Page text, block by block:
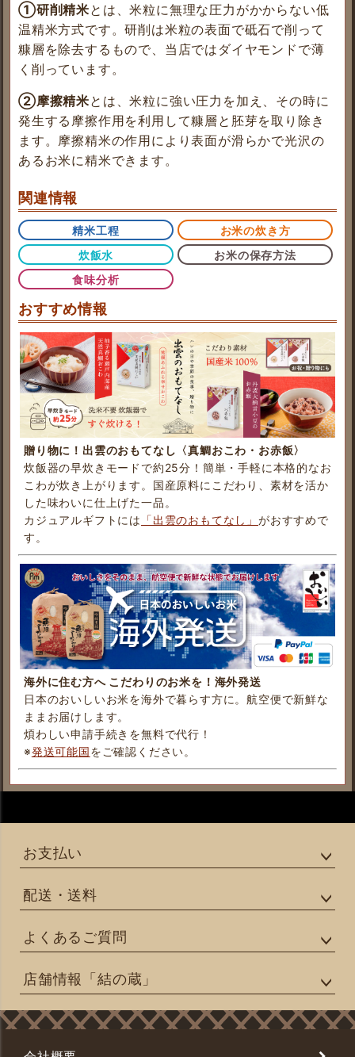
①研削精米とは、米粒に無理な圧力がかからない低
温精米方式です。研削は米粒の表面で砥石で削って
糠層を除去するもので、当店ではダイヤモンドで薄
く削っています。
②摩擦精米とは、米粒に強い圧力を加え、その時に
発生する摩擦作用を利用して糠層と胚芽を取り除き
ます。摩擦精米の作用により表面が滑らかで光沢の
あるお米に精米できます。
関連情報
精米工程
お米の炊き方
炊飯水
お米の保存方法
食味分析
おすすめ情報
贈り物に！出雲のおもてなし〈真鯛おこわ・お赤飯〉
炊飯器の早炊きモードで約25分！簡単・手軽に本格的なお
こわが炊き上がります。国産原料にこだわり、素材を活か
した味わいに仕上げた一品。
カジュアルギフトには 「出雲のおもてなし」がおすすめで
す。
海外に住む方へ こだわりのお米を！海外発送
日本のおいしいお米を海外で暮らす方に。航空便で新鮮な
ままお届けします。
煩わしい申請手続きを無料で代行！
※発送可能国をご確認ください。
お支払い
配送・送料
よくあるご質問
店舗情報「結の蔵」